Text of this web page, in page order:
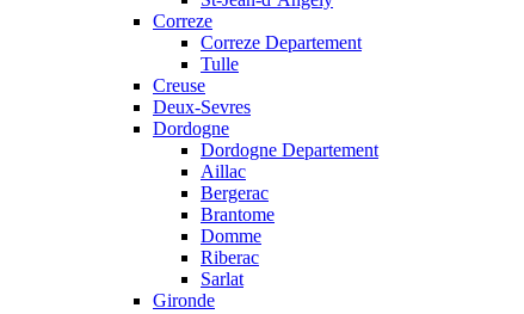
Correze
Correze Departement
Tulle
Creuse
Deux-Sevres
Dordogne
Dordogne Departement
Aillac
Bergerac
Brantome
Domme
Riberac
Sarlat
Gironde